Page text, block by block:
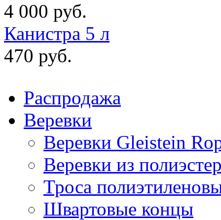
4 000 руб.
Канистра 5 л
470 руб.
Распродажа
Веревки
Веревки Gleistein
Веревки из
Троса
Швартовые концы